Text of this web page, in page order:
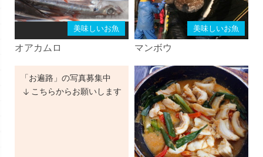
美味しいお魚
オアカムロ
美味しいお魚
マンボウ
「お遍路」の写真募集中
こちらからお願いします